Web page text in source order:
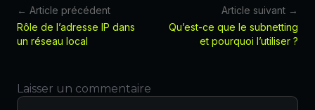
← Article précédent
Rôle de l’adresse IP dans
un réseau local
Article suivant →
Qu’est-ce que le subnetting
et pourquoi l’utiliser ?
Laisser un commentaire
Commentaire